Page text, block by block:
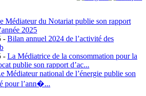
Médiateur du Notariat publie son rapport
2025
- Bilan annuel 2024 de l’activité des
- La Médiatrice de la consommation pour la
publie son rapport d’ac...
Médiateur national de l’énergie publie son
pour l’ann�...